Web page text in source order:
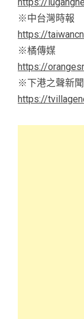
※中台灣時報
https://
※橘傳媒
https://
※下港之聲新
https://